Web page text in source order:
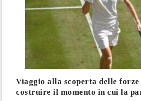
Viaggio alla scoperta delle
costruire il momento in cui la